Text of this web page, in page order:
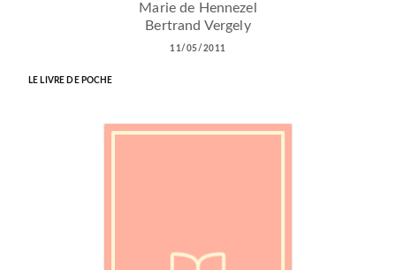
Marie de Hennezel
Bertrand Vergely
11/05/2011
LE LIVRE DE POCHE